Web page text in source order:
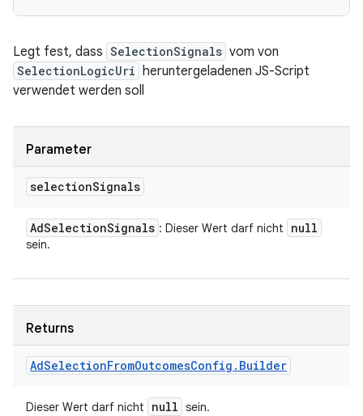
Legt fest, dass SelectionSignals vom von
SelectionLogicUri heruntergeladenen JS-Script
verwendet werden soll
Parameter
selectionSignals
AdSelectionSignals : Dieser Wert darf nicht null
sein.
Returns
AdSelectionFromOutcomesConfig . Builder
Dieser Wert darf nicht null sein.